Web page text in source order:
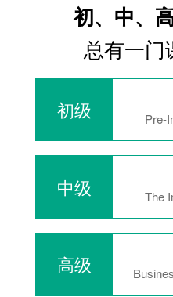
初、中、
总有一门
初级
Pre-
中级
The
高级